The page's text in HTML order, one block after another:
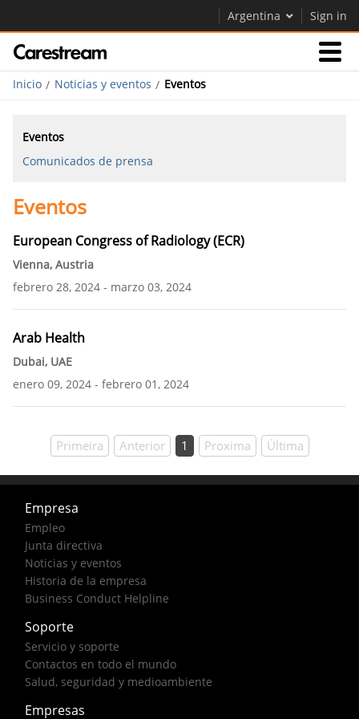
Argentina Sign in
Empresas
Empresa
Empresa
Careers
Contáctenos
Inicio Noticias y eventos Eventos
Eventos
Comunicados de prensa
Eventos
European Congress of Radiology (ECR)
Vienna, Austria
febrero 28, 2024
marzo 03, 2024
Arab Health
Dubai, UAE
enero 09, 2024
febrero 01, 2024
Primeira Anterior 1 Proxima Última
Empresa
Empleo
Junta directiva
Noticias y eventos
Historia de la empresa
Business Conduct Helpline
Soporte
Servicio y soporte
Contactos en todo el mundo
Salud, seguridad y medioambiente
Empresas